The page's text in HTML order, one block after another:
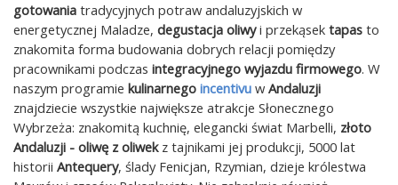
gotowania tradycyjnych potraw andaluzyjskich w
energetycznej Maladze, degustacja oliwyi przekąsek tapas to
znakomita forma budowania dobrych relacji pomiędzy
pracownikami podczas integracyjnego wyjazdu firmowego. W
naszym programie kulinarnego incentivu w Andaluzji
znajdziecie wszystkie największe atrakcje Słonecznego
Wybrzeża: znakomitą kuchnię, elegancki świat Marbelli, złoto
Andaluzji - oliwę z oliwekz tajnikami jej produkcji, 5000 lat
historii Antequery, ślady Fenicjan, Rzymian, dzieje królestwa